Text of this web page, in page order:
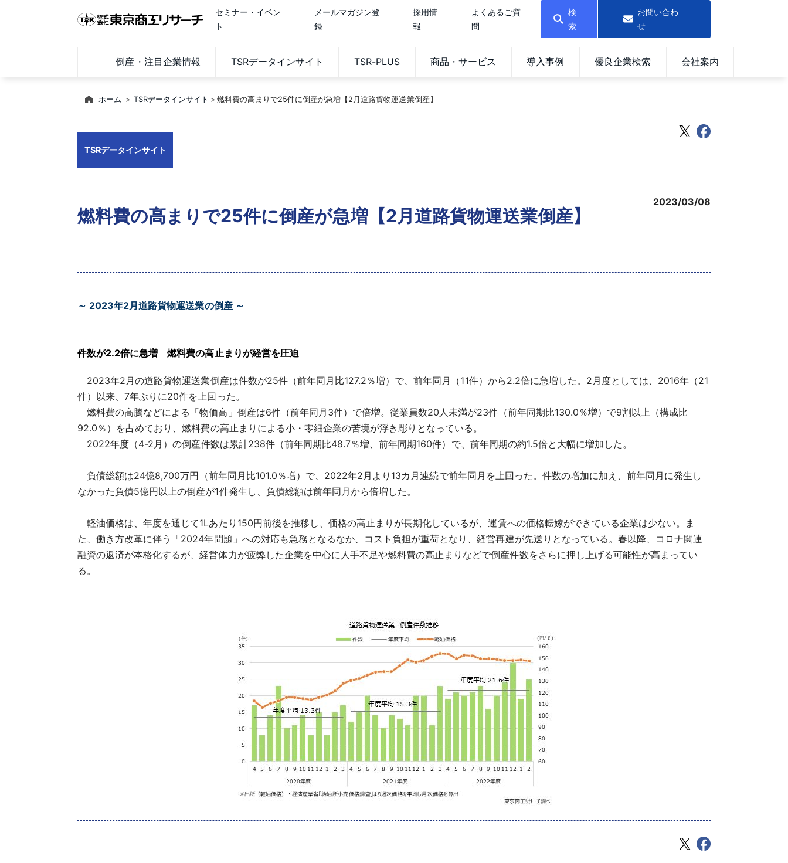
セミナー・イベン
ト
メールマガジン登
録
採用情
報
よくあるご質
問
検
索
お問い合わ
せ
倒産・注目企業情報 TSRデータインサイト TSR-PLUS 商品・サービス 導入事例 優良企業検索 会社案内
ホーム TSRデータインサイト 燃料費の高まりで25件に倒産が急増【2月道路貨物運送業倒産】
TSRデータインサイト
燃料費の高まりで25件に倒産が急増【2月道路貨物運送業倒産】
2023/03/08
～ 2023年2月道路貨物運送業の倒産 ～
件数が2.2倍に急増 燃料費の高止まりが経営を圧迫
2023年2月の道路貨物運送業倒産は件数が25件（前年同月比127.2％増）で、前年同月（11件）から2.2倍に急増した。2月度としては、2016年（21
件）以来、7年ぶりに20件を上回った。
燃料費の高騰などによる「物価高」倒産は6件（前年同月3件）で倍増。従業員数20人未満が23件（前年同期比130.0％増）で9割以上（構成比
92.0％）を占めており、燃料費の高止まりによる小・零細企業の苦境が浮き彫りとなっている。
2022年度（4-2月）の倒産件数は累計238件（前年同期比48.7％増、前年同期160件）で、前年同期の約1.5倍と大幅に増加した。
負債総額は24億8,700万円（前年同月比101.0％増）で、2022年2月より13カ月連続で前年同月を上回った。件数の増加に加え、前年同月に発生し
なかった負債5億円以上の倒産が1件発生し、負債総額は前年同月から倍増した。
軽油価格は、年度を通じて1Lあたり150円前後を推移し、価格の高止まりが長期化しているが、運賃への価格転嫁ができている企業は少ない。ま
た、働き方改革に伴う「2024年問題」への対応も急務となるなか、コスト負担が重荷となり、経営再建が先送りとなっている。春以降、コロナ関連
融資の返済が本格化するが、経営体力が疲弊した企業を中心に人手不足や燃料費の高止まりなどで倒産件数をさらに押し上げる可能性が高まってい
る。